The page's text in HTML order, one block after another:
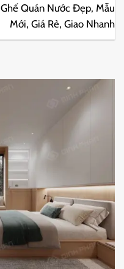
Ghế Quán Nước Đẹp, Mẫu
Mới, Giá Rẻ, Giao Nhanh